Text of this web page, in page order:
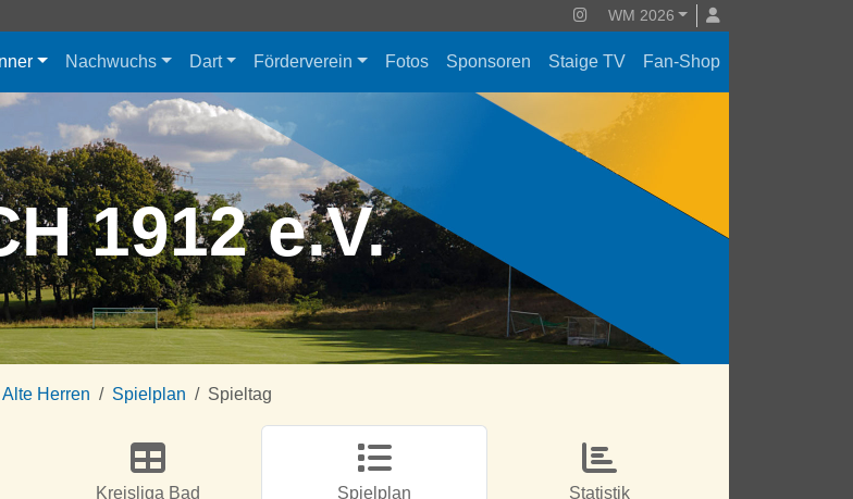
WM 2026
Nachwuchs Dart Förderverein Fotos Sponsoren Staige TV Fan-Shop
1912 e.V.
Alte Herren Spielplan Spieltag
Kreisliga Bad
Spielplan Statistik